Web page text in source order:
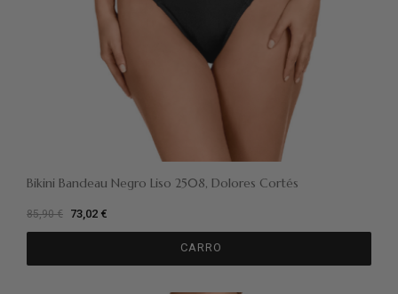
Bikini Bandeau Negro Liso 2508, Dolores Cortés
85,90 € 73,02 €
CARRO